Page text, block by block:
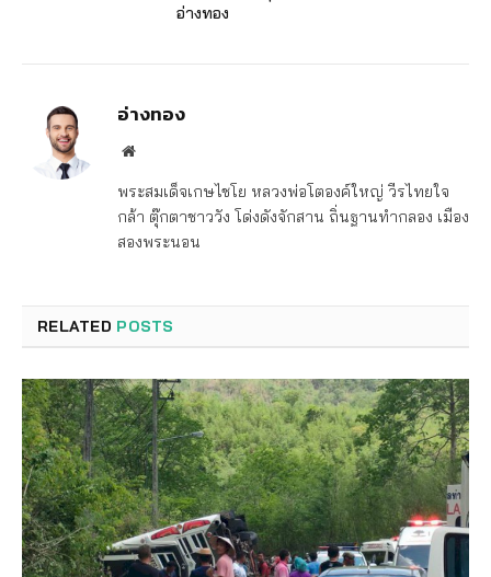
อ่างทอง
อ่างทอง
Website
พระสมเด็จเกษไชโย หลวงพ่อโตองค์ใหญ่ วีรไทยใจ
กล้า ตุ๊กตาชาววัง โด่งดังจักสาน ถิ่นฐานทำกลอง เมือง
สองพระนอน
RELATED POSTS